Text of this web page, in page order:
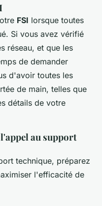
FSI lorsque toutes
Si vous avez vérifié
réseau, et que les
de demander
d'avoir toutes les
de main, telles que
détails de votre
au support
technique, préparez
l'efficacité de